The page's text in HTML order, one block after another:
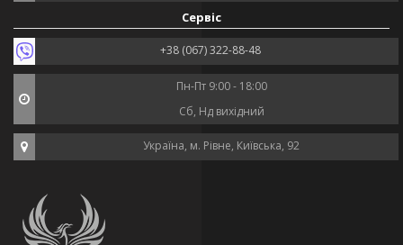
Сервіс
+38 (067) 322-88-48
Пн-Пт 9:00 - 18:00
Сб, Нд вихідний
Україна, м. Рівне, Київська, 92